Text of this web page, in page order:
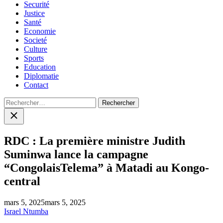
Securité
Justice
Santé
Economie
Societé
Culture
Sports
Education
Diplomatie
Contact
Rechercher :
Close
search
RDC : La première ministre Judith
Suminwa lance la campagne
“CongolaisTelema” à Matadi au Kongo-
central
mars 5, 2025mars 5, 2025
Israel Ntumba